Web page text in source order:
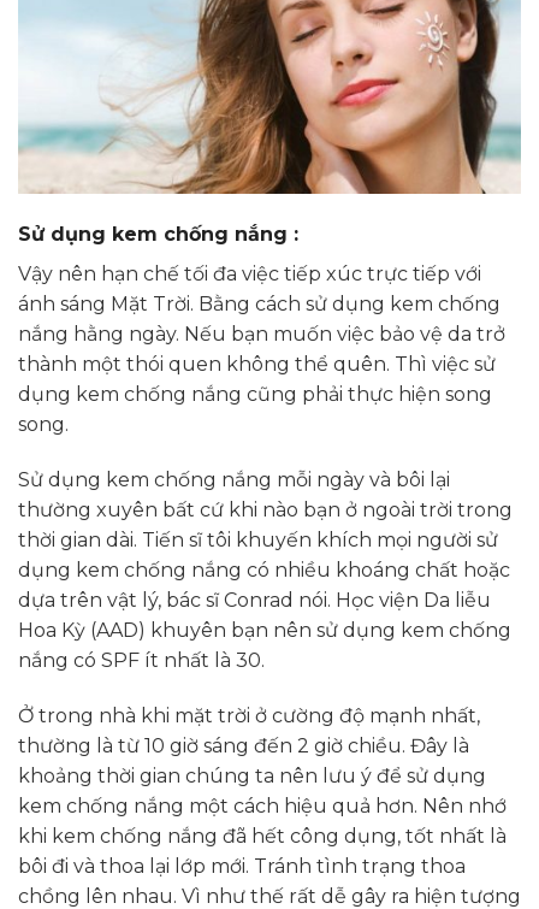
Sử dụng kem chống nắng :
Vậy nên hạn chế tối đa việc tiếp xúc trực tiếp với
ánh sáng Mặt Trời. Bằng cách sử dụng kem chống
nắng hằng ngày. Nếu bạn muốn việc bảo vệ da trở
thành một thói quen không thể quên. Thì việc sử
dụng kem chống nắng cũng phải thực hiện song
song.
Sử dụng kem chống nắng mỗi ngày và bôi lại
thường xuyên bất cứ khi nào bạn ở ngoài trời trong
thời gian dài. Tiến sĩ tôi khuyến khích mọi người sử
dụng kem chống nắng có nhiều khoáng chất hoặc
dựa trên vật lý, bác sĩ Conrad nói. Học viện Da liễu
Hoa Kỳ (AAD) khuyên bạn nên sử dụng kem chống
nắng có SPF ít nhất là 30.
Ở trong nhà khi mặt trời ở cường độ mạnh nhất,
thường là từ 10 giờ sáng đến 2 giờ chiều. Đây là
khoảng thời gian chúng ta nên lưu ý để sử dụng
kem chống nắng một cách hiệu quả hơn. Nên nhớ
khi kem chống nắng đã hết công dụng, tốt nhất là
bôi đi và thoa lại lớp mới. Tránh tình trạng thoa
chồng lên nhau. Vì như thế rất dễ gây ra hiện tượng